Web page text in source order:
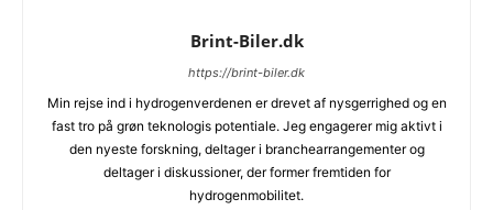
Brint-Biler.dk
https://brint-biler.dk
Min rejse ind i hydrogenverdenen er drevet af nysgerrighed og en
fast tro på grøn teknologis potentiale. Jeg engagerer mig aktivt i
den nyeste forskning, deltager i branchearrangementer og
deltager i diskussioner, der former fremtiden for
hydrogenmobilitet.